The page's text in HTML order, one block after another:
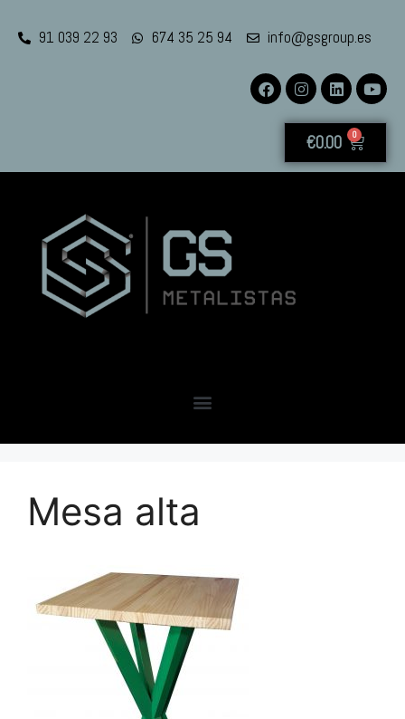
91 039 22 93 674 35 25 94 info@gsgroup.es
€0.00 0
Mesa alta